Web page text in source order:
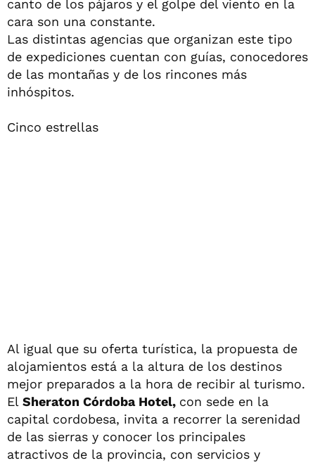
canto de los pájaros y el golpe del viento en la
cara son una constante.
Las distintas agencias que organizan este tipo
de expediciones cuentan con guías, conocedores
de las montañas y de los rincones más
inhóspitos.
Cinco estrellas
Al igual que su oferta turística, la propuesta de
alojamientos está a la altura de los destinos
mejor preparados a la hora de recibir al turismo.
El Sheraton Córdoba Hotel, con sede en la
capital cordobesa, invita a recorrer la serenidad
de las sierras y conocer los principales
atractivos de la provincia, con servicios y